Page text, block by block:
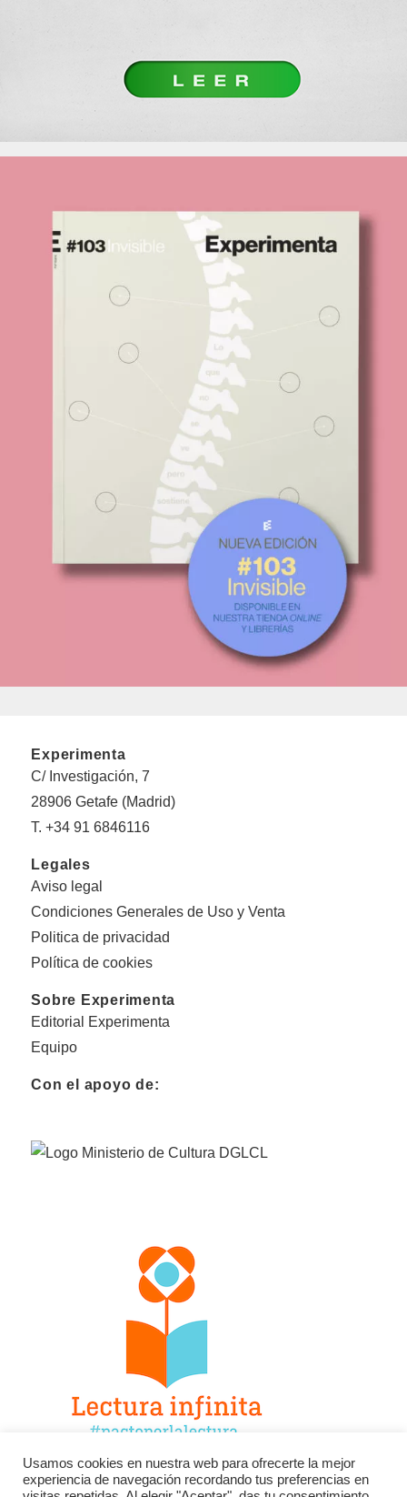
Experimenta
C/ Investigación, 7
28906 Getafe (Madrid)
T. +34 91 6846116
Legales
Aviso legal
Condiciones Generales de Uso y Venta
Politica de privacidad
Política de cookies
Sobre Experimenta
Editorial Experimenta
Equipo
Con el apoyo de:
Facebook Twitter Instagram
Usamos cookies en nuestra web para ofrecerte la mejor
experiencia de navegación recordando tus preferencias en